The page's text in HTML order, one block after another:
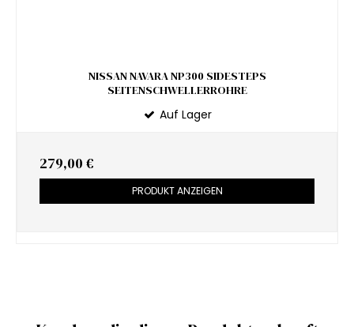
NISSAN NAVARA NP300 SIDESTEPS
SEITENSCHWELLERROHRE
Auf Lager
279,00 €
PRODUKT ANZEIGEN